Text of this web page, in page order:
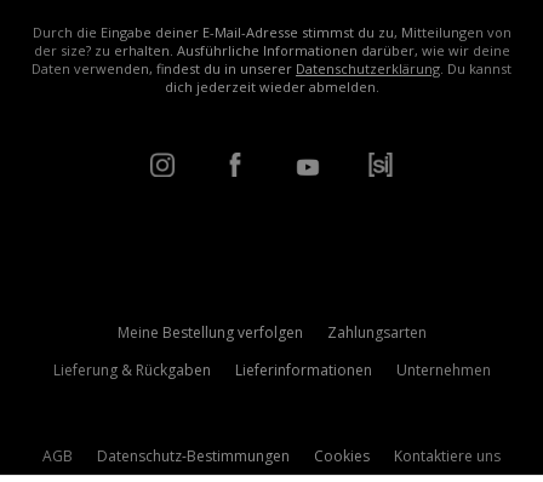
Durch die Eingabe deiner E-Mail-Adresse stimmst du zu, Mitteilungen von
der size? zu erhalten. Ausführliche Informationen darüber, wie wir deine
Daten verwenden, findest du in unserer Datenschutzerklärung. Du kannst
dich jederzeit wieder abmelden.
Meine Bestellung verfolgen
Zahlungsarten
Lieferung & Rückgaben
Lieferinformationen Unternehmen
AGB Datenschutz-Bestimmungen Cookies Kontaktiere uns